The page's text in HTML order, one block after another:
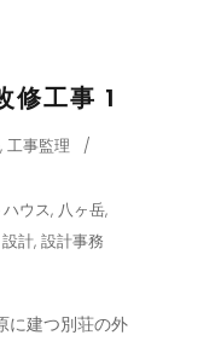
修工事 1
, 工事監理
ウス, 八ヶ岳,
設計, 設計事務
に建つ別荘の外